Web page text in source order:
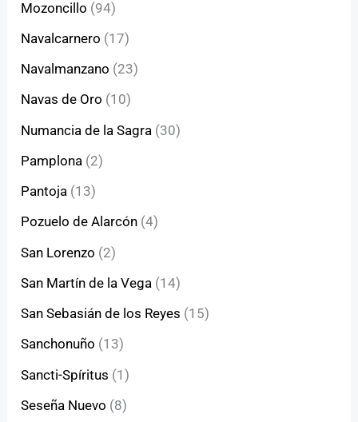
Mozoncillo (94)
Navalcarnero (17)
Navalmanzano (23)
Navas de Oro (10)
Numancia de la Sagra (30)
Pamplona (2)
Pantoja (13)
Pozuelo de Alarcón (4)
San Lorenzo (2)
San Martín de la Vega (14)
San Sebasián de los Reyes (15)
Sanchonuño (13)
Sancti-Spíritus (1)
Seseña Nuevo (8)